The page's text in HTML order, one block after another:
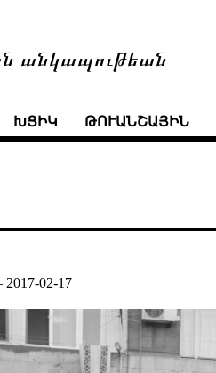
անկապութեան
ԽՑԻԿ ԹՈՒԱՆՇԱՅԻՆ
2017-02-17